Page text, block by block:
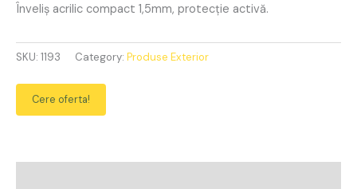
Înveliș acrilic compact 1,5mm, protecție activă.
SKU: 1193 Category: Produse Exterior
Cere oferta!